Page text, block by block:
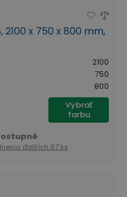
x 750 x 800 mm,
2100
750
800
Vybrať
farbu
ďalších 67 ks